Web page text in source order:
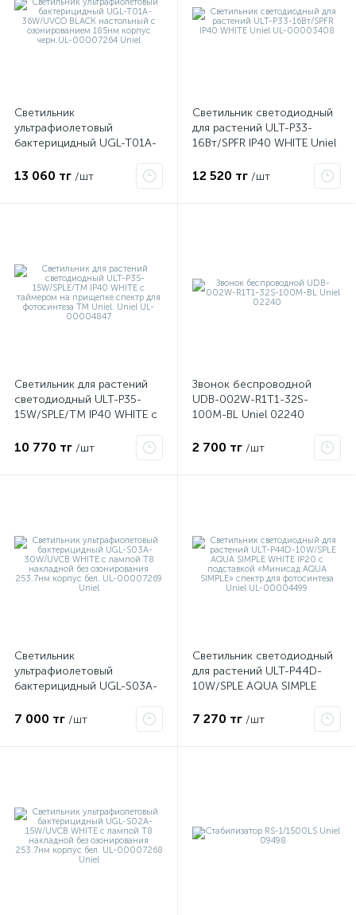
Светильник
ультрафиолетовый
бактерицидный UGL-T01A-
настольный с
13 060 тг /шт
Светильник светодиодный
для растений ULT-P33-
16Вт/SPFR IP40 WHITE Uniel
12 520 тг /шт
Светильник для растений
светодиодный ULT-P35-
15W/SPLE/TM IP40 WHITE с
спектр для фотосинтеза
10 770 тг /шт
Звонок беспроводной
UDB-002W-R1T1-32S-
100M-BL Uniel 02240
2 700 тг /шт
Светильник
ультрафиолетовый
бактерицидный UGL-S03A-
Т8 накладной без
7 000 тг /шт
Светильник светодиодный
для растений ULT-P44D-
10W/SPLE AQUA SIMPLE
«Минисад AQUA SIMPLE»
спектр для фотосинтеза
7 270 тг /шт